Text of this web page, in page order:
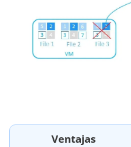
Ventajas